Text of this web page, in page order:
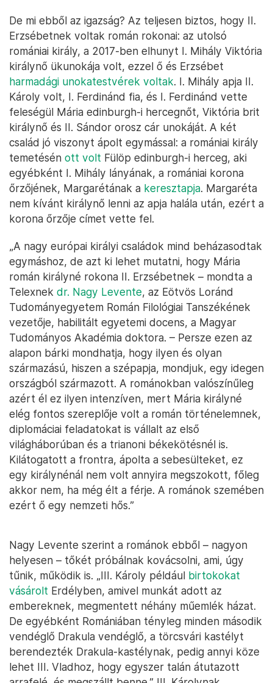
De mi ebből az igazság? Az teljesen biztos, hogy II.
Erzsébetnek voltak román rokonai: az utolsó
romániai király, a 2017-ben elhunyt I. Mihály Viktória
királynő ükunokája volt, ezzel ő és Erzsébet
harmadági unokatestvérek voltak. I. Mihály apja II.
Károly volt, I. Ferdinánd fia, és I. Ferdinánd vette
feleségül Mária edinburgh-i hercegnőt, Viktória brit
királynő és II. Sándor orosz cár unokáját. A két
család jó viszonyt ápolt egymással: a romániai király
temetésén ott volt Fülöp edinburgh-i herceg, aki
egyébként I. Mihály lányának, a romániai korona
őrzőjének, Margarétának a keresztapja. Margaréta
nem kívánt királynő lenni az apja halála után, ezért a
korona őrzője címet vette fel.
„A nagy európai királyi családok mind beházasodtak
egymáshoz, de azt ki lehet mutatni, hogy Mária
román királyné rokona II. Erzsébetnek – mondta a
Telexnek dr. Nagy Levente, az Eötvös Loránd
Tudományegyetem Román Filológiai Tanszékének
vezetője, habilitált egyetemi docens, a Magyar
Tudományos Akadémia doktora. – Persze ezen az
alapon bárki mondhatja, hogy ilyen és olyan
származású, hiszen a szépapja, mondjuk, egy idegen
országból származott. A románokban valószínűleg
azért él ez ilyen intenzíven, mert Mária királyné
elég fontos szereplője volt a román történelemnek,
diplomáciai feladatokat is vállalt az első
világháborúban és a trianoni békekötésnél is.
Kilátogatott a frontra, ápolta a sebesülteket, ez
egy királynénál nem volt annyira megszokott, főleg
akkor nem, ha még élt a férje. A románok szemében
ezért ő egy nemzeti hős.”
Nagy Levente szerint a románok ebből – nagyon
helyesen – tőkét próbálnak kovácsolni, ami, úgy
tűnik, működik is. „III. Károly például birtokokat
vásárolt Erdélyben, amivel munkát adott az
embereknek, megmentett néhány műemlék házat.
De egyébként Romániában tényleg minden második
vendéglő Drakula vendéglő, a törcsvári kastélyt
berendezték Drakula-kastélynak, pedig annyi köze
lehet III. Vladhoz, hogy egyszer talán átutazott